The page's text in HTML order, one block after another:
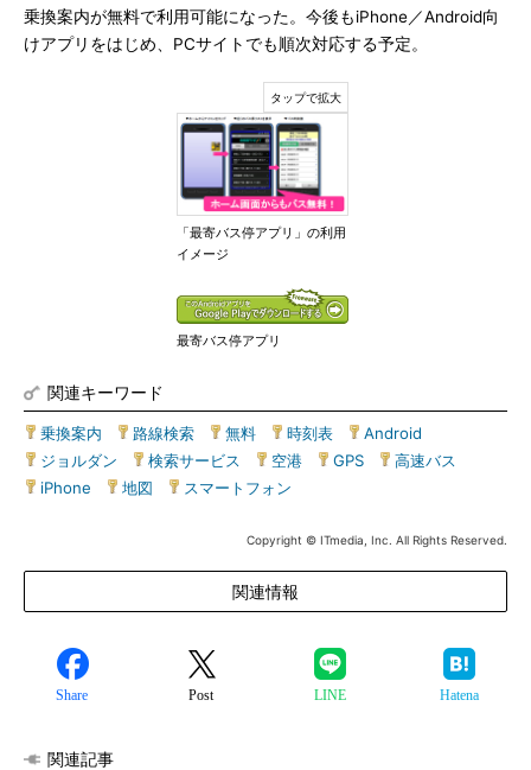
乗換案内が無料で利用可能になった。今後もiPhone／Android向
けアプリをはじめ、PCサイトでも順次対応する予定。
「最寄バス停アプリ」の利用
イメージ
最寄バス停アプリ
関連キーワード
乗換案内 路線検索 無料 時刻表 Android
ジョルダン
検索サービス 空港 GPS 高速バス
iPhone
地図 スマートフォン
Copyright © ITmedia, Inc. All Rights Reserved.
関連情報
Share Post LINE Hatena
関連記事